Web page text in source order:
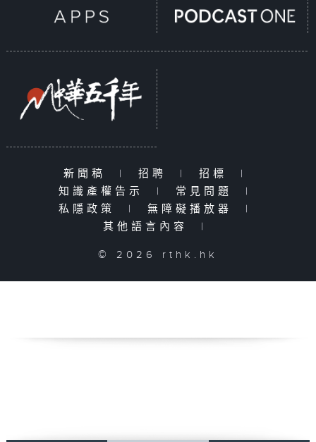
新聞稿 | 招聘 | 招標
|
知識產權告示
| 常見問題
|
私隱政策
| 無障礙播放器
|
其他語言內容
|
© 2026 rthk.hk